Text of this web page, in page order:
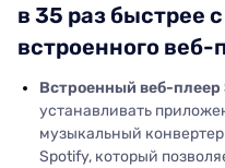
в 35 раз быстрее
встроенного веб-
Встроенный веб-
устанавливать
музыкальный
Spotify, который